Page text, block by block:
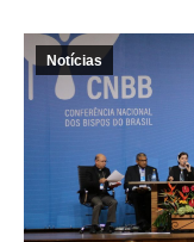
Notícias